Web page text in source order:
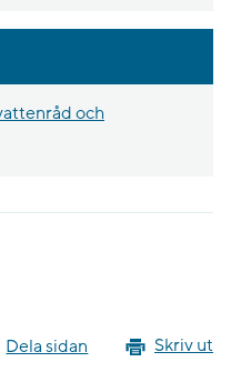
och
Skriv ut
Dela sidan